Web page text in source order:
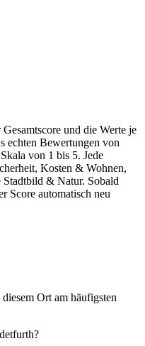
Gesamtscore und die Werte je
echten Bewertungen von
von 1 bis 5. Jede
Kosten & Wohnen,
& Natur. Sobald
Score automatisch neu
Ort am häufigsten